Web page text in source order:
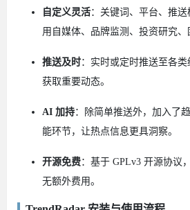
自定义灵活：关键词、平台、推
用自媒体、品牌监测、投资研究、
推送及时：实时或定时推送至各
获取重要动态。
AI 加持：除简单推送外，加入了
能环节，让热点信息更具洞察。
开源免费：基于 GPLv3 开源协议
无额外费用。